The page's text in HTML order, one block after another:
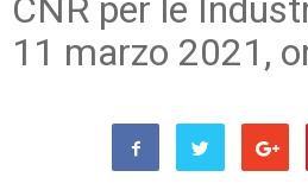
CNR per le
11 marzo 2021,